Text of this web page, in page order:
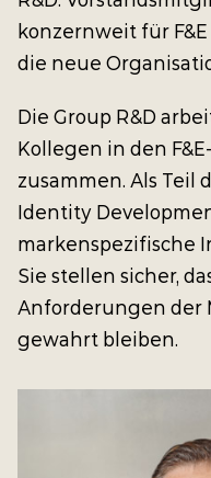
konzernweit für
die neue
Die Group R&D
Kollegen in den
zusammen. Als Teil
Identity
markenspezifische
Sie stellen sicher,
Anforderungen der
gewahrt bleiben.